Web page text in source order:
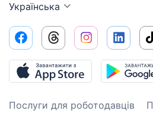
Українська
Послуги для роботодавців